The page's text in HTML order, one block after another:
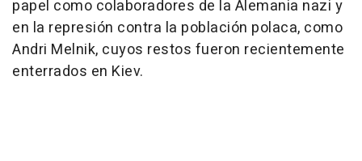
papel como colaboradores de la Alemania nazi y
en la represión contra la población polaca, como
Andri Melnik, cuyos restos fueron recientemente
enterrados en Kiev.